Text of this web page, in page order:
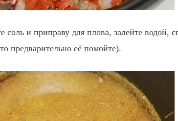
и приправу для плова, залейте водой,
предварительно её помойте).